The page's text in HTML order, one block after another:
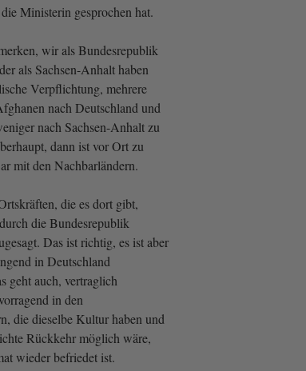
Ministerin gesprochen hat.
wir als Bundesrepublik
als Sachsen-Anhalt haben
Verpflichtung, mehrere
nach Deutschland und
nach Sachsen-Anhalt zu
dann ist vor Ort zu
mit den Nachbarländern.
die es dort gibt,
die Bundesrepublik
Das ist richtig, es ist aber
in Deutschland
geht auch, vertraglich
in den
die dieselbe Kultur haben und
Rückkehr möglich wäre,
wieder befriedet ist.